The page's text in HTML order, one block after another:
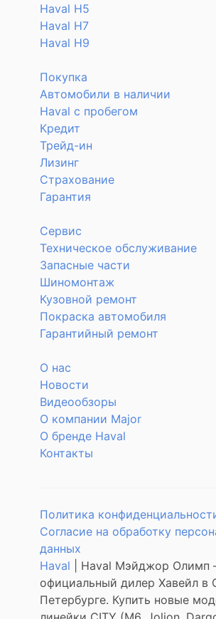
Haval H5
Haval H7
Haval H9
Покупка
Автомобили в наличии
Haval с пробегом
Кредит
Трейд-ин
Лизинг
Страхование
Гарантия
Сервис
Техническое обслуживание
Запасные части
Шиномонтаж
Кузовной ремонт
Покраска автомобиля
Гарантийный ремонт
О нас
Новости
Видеообзоры
О компании Major
О бренде Haval
Контакты
Политика
Согласие на обработку
данных
Haval
| Haval Мэйджор Олимп
официальный дилер Хавейл в
Петербурге. Купить новые